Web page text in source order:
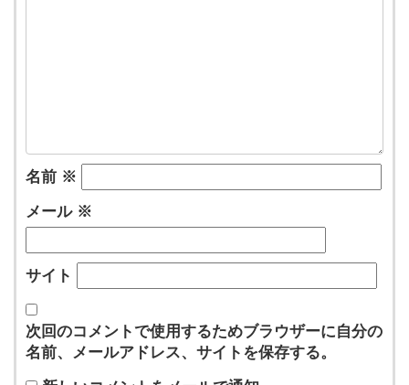
名前 ※
メール ※
サイト
次回のコメントで使用するためブラウザーに自分の
名前、メールアドレス、サイトを保存する。